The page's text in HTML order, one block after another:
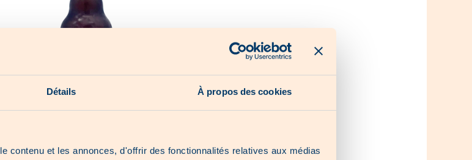
Détails À propos des cookies
contenu et les annonces, d'offrir des fonctionnalités relatives aux médias